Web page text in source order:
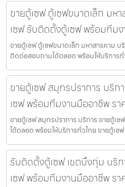
ขายตู้เซฟ ตู้เซฟขนาดเล็ก มห
เซฟ รับติดตั้งตู้เซฟ พร้อมทีม
ขายตู้เซฟ ตู้เซฟขนาดเล็ก มหาสารคาม
ติดต่อสอบถามได้ตลอด พร้อมให้บริการทั่
ขายตู้เซฟ สมุทรปราการ บริ
เซฟ พร้อมทีมงานมืออาชีพ รา
ขายตู้เซฟ สมุทรปราการ บริการ ขายตู้
ได้ตลอด พร้อมให้บริการทั่วไทย ขายตู้เซ
รับติดตั้งตู้เซฟ เขตบึงกุ่ม บริ
เซฟ พร้อมทีมงานมืออาชีพ รา